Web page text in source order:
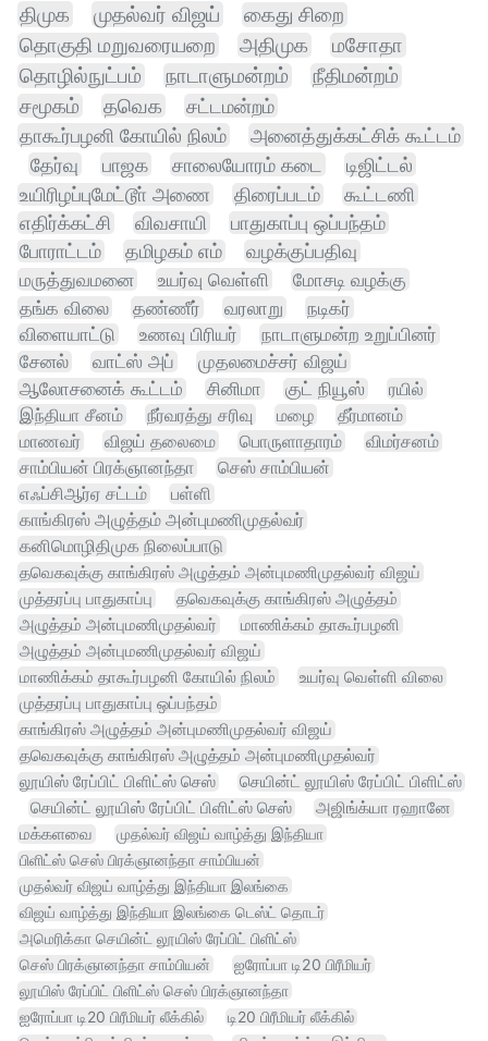
திமுக முதல்வர் விஜய்
கைது சிறை
தொகுதி மறுவரையறை
அதிமுக
மசோதா
தொழில்நுட்பம்
நாடாளுமன்றம் நீதிமன்றம்
சமூகம் தவெக
சட்டமன்றம்
தாகூர்பழனி கோயில் நிலம்
அனைத்துக்கட்சிக் கூட்டம்
தேர்வு
பாஜக சாலையோரம் கடை டிஜிட்டல்
உயிரிழப்புமேட்டூா் அணை திரைப்படம்
கூட்டணி
எதிர்க்கட்சி
விவசாயி
பாதுகாப்பு ஒப்பந்தம்
போராட்டம்
தமிழகம் எம்
வழக்குப்பதிவு
மருத்துவமனை
உயர்வு வெள்ளி
மோசடி வழக்கு
தங்க விலை
தண்ணீர் வரலாறு நடிகர்
விளையாட்டு உணவு பிரியர்
நாடாளுமன்ற உறுப்பினர்
சேனல்
வாட்ஸ் அப்
முதலமைச்சர் விஜய்
ஆலோசனைக் கூட்டம்
சினிமா குட் நியூஸ்
ரயில்
இந்தியா சீனம்
நீர்வரத்து சரிவு மழை
தீர்மானம்
மாணவர்
விஜய் தலைமை பொருளாதாரம்
விமர்சனம்
சாம்பியன் பிரக்ஞானந்தா
செஸ் சாம்பியன்
எஃப்சிஆர்ஏ சட்டம்
பள்ளி
காங்கிரஸ் அழுத்தம் அன்புமணிமுதல்வர்
கனிமொழிதிமுக நிலைப்பாடு
தவெகவுக்கு காங்கிரஸ் அழுத்தம் அன்புமணிமுதல்வர் விஜய்
முத்தரப்பு பாதுகாப்பு
தவெகவுக்கு காங்கிரஸ் அழுத்தம்
அழுத்தம் அன்புமணிமுதல்வர்
மாணிக்கம் தாகூர்பழனி
அழுத்தம் அன்புமணிமுதல்வர் விஜய்
மாணிக்கம் தாகூர்பழனி கோயில் நிலம்
உயர்வு வெள்ளி விலை
முத்தரப்பு பாதுகாப்பு ஒப்பந்தம்
காங்கிரஸ் அழுத்தம் அன்புமணிமுதல்வர் விஜய்
தவெகவுக்கு காங்கிரஸ் அழுத்தம் அன்புமணிமுதல்வர்
லூயிஸ் ரேப்பிட் பிளிட்ஸ் செஸ்
செயின்ட் லூயிஸ் ரேப்பிட் பிளிட்ஸ்
செயின்ட் லூயிஸ் ரேப்பிட் பிளிட்ஸ் செஸ்
அஜிங்க்யா ரஹானே
மக்களவை
முதல்வர் விஜய் வாழ்த்து இந்தியா
பிளிட்ஸ் செஸ் பிரக்ஞானந்தா சாம்பியன்
முதல்வர் விஜய் வாழ்த்து இந்தியா இலங்கை
விஜய் வாழ்த்து இந்தியா இலங்கை டெஸ்ட் தொடர்
அமெரிக்கா செயின்ட் லூயிஸ் ரேப்பிட் பிளிட்ஸ்
செஸ் பிரக்ஞானந்தா சாம்பியன்
ஐரோப்பா டி20 பிரீமியர்
லூயிஸ் ரேப்பிட் பிளிட்ஸ் செஸ் பிரக்ஞானந்தா
ஐரோப்பா டி20 பிரீமியர் லீக்கில்
டி20 பிரீமியர் லீக்கில்